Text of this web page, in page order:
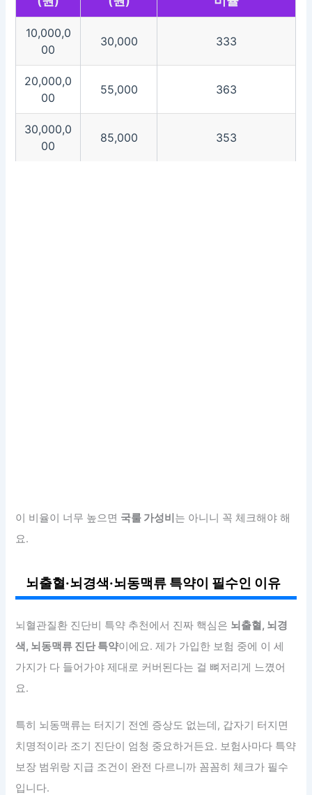
10,000,0
00
30,000 333
20,000,0
00
55,000 363
30,000,0
00
85,000 353
이 비율이 너무 높으면 국룰 가성비 는 아니니 꼭 체크해야 해
요.
뇌출혈·뇌경색·뇌동맥류 특약이 필수인 이유
뇌혈관질환 진단비 특약 추천에서 진짜 핵심은 뇌출혈, 뇌경
색, 뇌동맥류 진단 특약이에요. 제가 가입한 보험 중에 이 세
가지가 다 들어가야 제대로 커버된다는 걸 뼈저리게 느꼈어
요.
특히 뇌동맥류는 터지기 전엔 증상도 없는데, 갑자기 터지면
치명적이라 조기 진단이 엄청 중요하거든요. 보험사마다 특약
보장 범위랑 지급 조건이 완전 다르니까 꼼꼼히 체크가 필수
입니다.